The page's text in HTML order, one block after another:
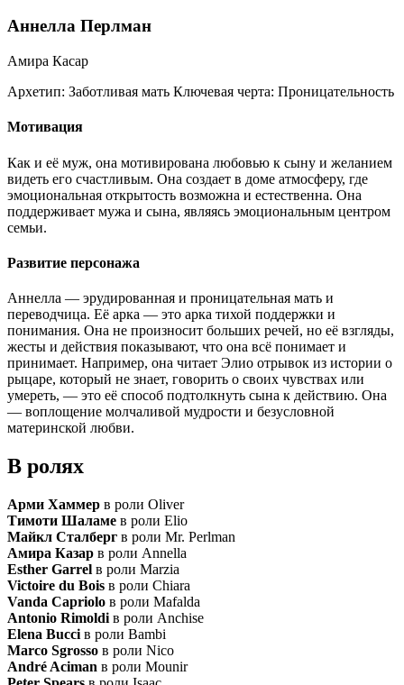
Аннелла Перлман
Амира Касар
Архетип: Заботливая мать Ключевая черта: Проницательность
Мотивация
Как и её муж, она мотивирована любовью к сыну и желанием
видеть его счастливым. Она создает в доме атмосферу, где
эмоциональная открытость возможна и естественна. Она
поддерживает мужа и сына, являясь эмоциональным центром
семьи.
Развитие персонажа
Аннелла — эрудированная и проницательная мать и
переводчица. Её арка — это арка тихой поддержки и
понимания. Она не произносит больших речей, но её взгляды,
жесты и действия показывают, что она всё понимает и
принимает. Например, она читает Элио отрывок из истории о
рыцаре, который не знает, говорить о своих чувствах или
умереть, — это её способ подтолкнуть сына к действию. Она
— воплощение молчаливой мудрости и безусловной
материнской любви.
В ролях
Арми Хаммер в роли Oliver
Тимоти Шаламе в роли Elio
Майкл Сталберг в роли Mr. Perlman
Амира Казар в роли Annella
Esther Garrel в роли Marzia
Victoire du Bois в роли Chiara
Vanda Capriolo в роли Mafalda
Antonio Rimoldi в роли Anchise
Elena Bucci в роли Bambi
Marco Sgrosso в роли Nico
André Aciman в роли Mounir